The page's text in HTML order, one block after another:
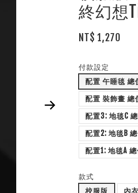
終幻想
NT$ 1,270
付款設定
款式
校服版
內